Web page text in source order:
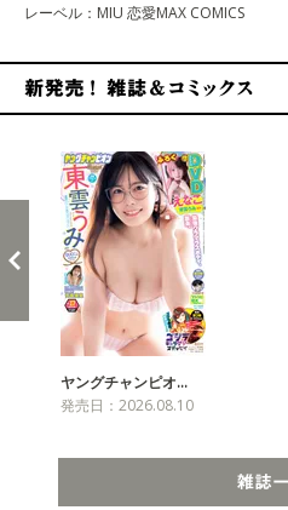
レーベル：MIU 恋愛MAX COMICS
ヤングチャンピオ…
発売日：2026.08.10